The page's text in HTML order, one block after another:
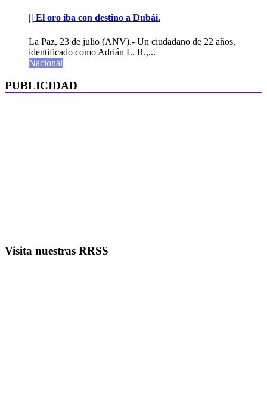
|| El oro iba con destino a Dubái.
La Paz, 23 de julio (ANV).- Un ciudadano de 22 años,
identificado como Adrián L. R.,...
Nacional
PUBLICIDAD
Visita nuestras RRSS